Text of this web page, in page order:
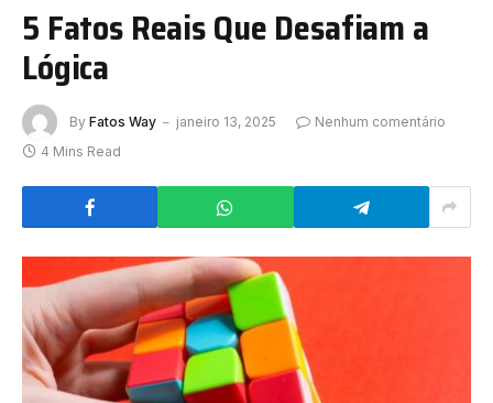
5 Fatos Reais Que Desafiam a
Lógica
By Fatos Way janeiro 13, 2025
Nenhum comentário
4 Mins Read